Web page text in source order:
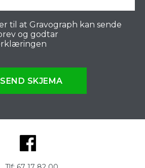
til at Gravograph kan sende
og godtar
SEND SKJEMA